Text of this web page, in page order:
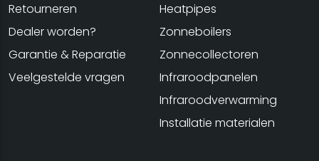
Retourneren
Dealer worden?
Garantie & Reparatie
Veelgestelde vragen
Heatpipes
Zonneboilers
Zonnecollectoren
Infraroodpanelen
Infraroodverwarming
Installatie materialen